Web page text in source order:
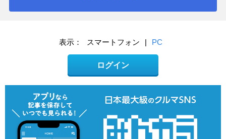
表示： スマートフォン | PC
ログイン